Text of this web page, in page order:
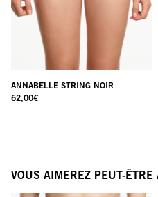
ANNABELLE STRING NOIR
62,00€
VOUS AIMEREZ PEUT-